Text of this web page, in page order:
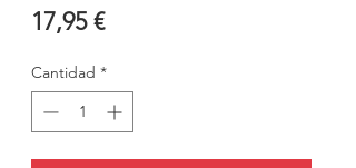
17,95 €Precio
Cantidad *